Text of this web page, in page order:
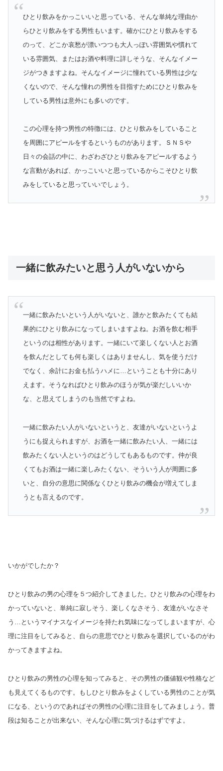
ひとり飲みをかっこいいと思っている、そんな単純な理由か
らひとり飲みをする男性もいます。確かにひとり飲みをする
のって、どこか哀愁が漂いつつも大人っぽい雰囲気や慣れて
いる雰囲気、またはお酒や料理に詳しそうな、そんなイメー
ジがつきますよね。そんなイメージに憧れている男性は少な
くないので、そんな憧れの男性を目指すためにひとり飲みを
している男性は意外にも多いのです。
この心理を持つ男性の特徴には、ひとり飲みをしていること
を周囲にアピールをするというものがあります。ＳＮＳや
日々の会話の中に、わざわざひとり飲みをアピールするよう
な言動があれば、かっこいいと思っているからこそひとり飲
みをしていると思っていいでしょう。
一緒に飲みたいと思う人がいないから
一緒に飲みたいという人がいないと、誰かと飲みたくても結
果的にひとり飲みになってしまいますよね。お酒を飲む相手
というのは相性があります。一緒にいて楽しくない人とお酒
を飲んだとしても何も楽しくはありませんし、気を使うだけ
でなく、余計にお金も払うハメに…ということも十分にあり
えます。そうなればひとり飲みのほうが気が楽だしいいか
な、と思えてしまうのも当然ですよね。
一緒に飲みたい人がいないというと、友達がいないというよ
うにも捉えられますが、お酒を一緒に飲みたい人、一緒には
飲みたくない人というのはどうしてもあるものです。仲が良
くてもお酒は一緒に楽しみたくない、そういう人が周囲に多
いと、自分の意思に関係なくひとり飲みの機会が増えてしま
うとも言えるのです。
いかがでしたか？
ひとり飲みの男の心理を５つ紹介してきました。ひとり飲みの心理をわ
かっていないと、単純に寂しそう、楽しくなさそう、友達がいなさそ
う…というマイナスなイメージを持たれ気味になってしまいますが、心
理に注目をしてみると、自らの意思でひとり飲みを選択しているのがわ
かってきますよね。
ひとり飲みの男性の心理を知ってみると、その男性の価値観や性格など
も見えてくるものです。もしひとり飲みをよくしている男性のことが気
になる、というのであればその男性の心理に注目をしてみましょう。普
段は知ることが出来ない、そんな心理に気づけるはずですよ。